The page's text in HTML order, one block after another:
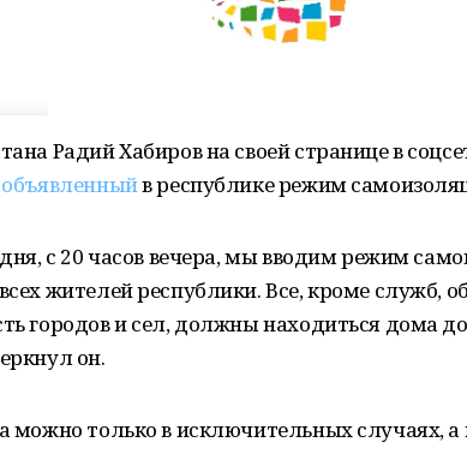
Радий Хабиров на своей странице в
объявленныйв республике режим
с 20 часов вечера, мы вводим режим
жителей республики. Все, кроме служб,
городов и сел, должны находиться дома
он.
можно только в исключительных случаях, а